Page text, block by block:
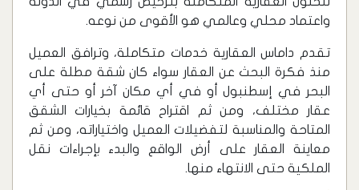
واعتماد محلي وعالمي هو الأقوى من نوعه.
تقدم داماس العقارية خدمات متكاملة، وترافق العميل
منذ فكرة البحث عن العقار سواء كان شقة مطلة على
البحر في إسطنبول أو في أي مكان آخر أو حتى أي
عقار مختلف، ومن ثم اقتراح قائمة بخيارات الشقق
المتاحة والمناسبة لتفضيلات العميل واختياراته، ومن ثم
معاينة العقار على أرض الواقع والبدء بإجراءات نقل
الملكية حتى الانتهاء منها.